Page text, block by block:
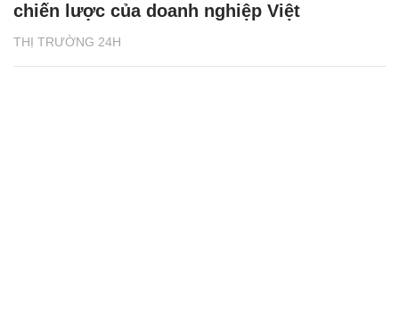
THỊ TRƯỜNG 24H
chiến lược của doanh nghiệp Việt